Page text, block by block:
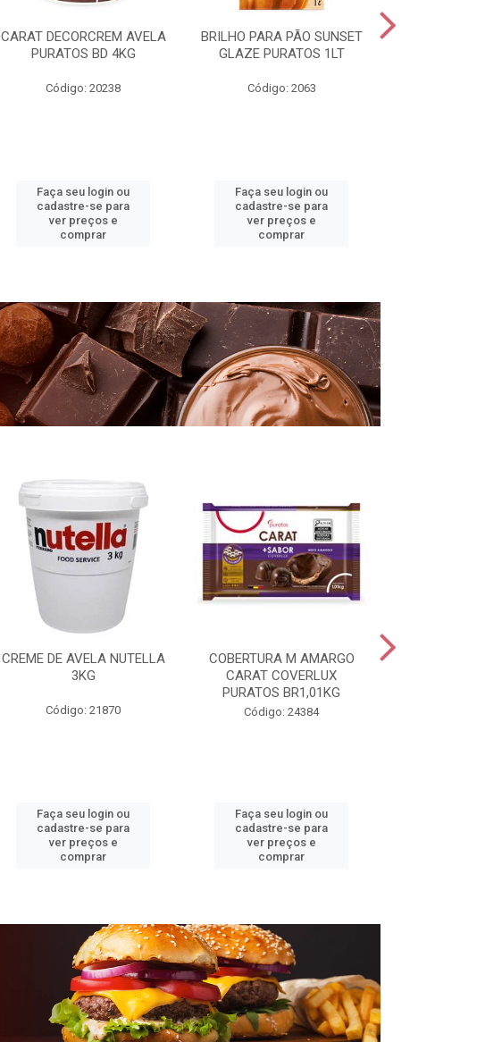
CARAT DECORCREM AVELA
PURATOS BD 4KG
Código: 20238
Faça seu login ou
cadastre-se para
ver preços e
comprar
BRILHO PARA PÃO SUNSET
GLAZE PURATOS 1LT
Código: 2063
Faça seu login ou
cadastre-se para
ver preços e
comprar
CREME DE AVELA NUTELLA
3KG
Código: 21870
Faça seu login ou
cadastre-se para
ver preços e
comprar
COBERTURA M AMARGO
CARAT COVERLUX
PURATOS BR1,01KG
Código: 24384
Faça seu login ou
cadastre-se para
ver preços e
comprar